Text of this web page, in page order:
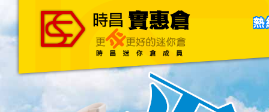
主頁 關於我們 聯絡我們